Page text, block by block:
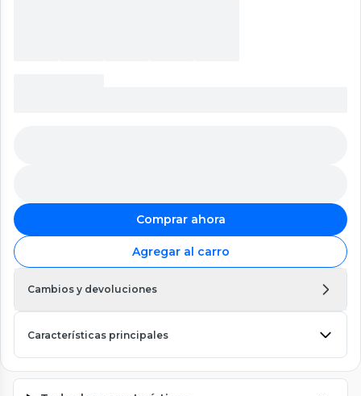
Comprar ahora
Agregar al carro
Cambios y devoluciones
Características principales